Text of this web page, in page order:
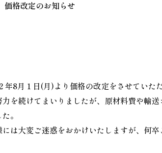
価格改定のお知らせ
8月１日(月)より価格の改定をさせていた
を続けてまいりましたが、原材料費や輸
。
は大変ご迷惑をおかけいたしますが、何